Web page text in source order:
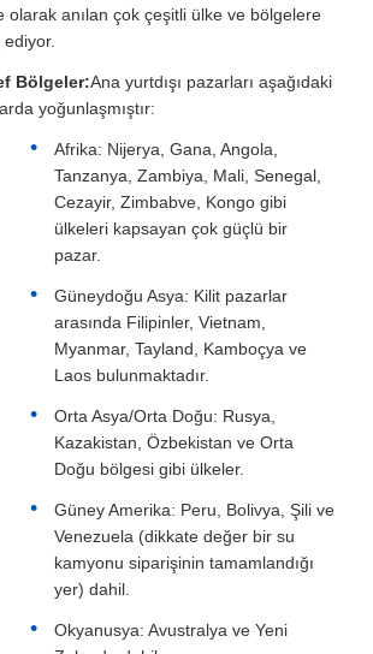
olarak anılan çok çeşitli ülke ve bölgelere
Bölgeler:Ana yurtdışı pazarları aşağıdaki
yoğunlaşmıştır:
Afrika: Nijerya, Gana, Angola,
Tanzanya, Zambiya, Mali, Senegal,
Cezayir, Zimbabve, Kongo gibi
ülkeleri kapsayan çok güçlü bir
pazar.
Güneydoğu Asya: Kilit pazarlar
arasında Filipinler, Vietnam,
Myanmar, Tayland, Kamboçya ve
Laos bulunmaktadır.
Orta Asya/Orta Doğu: Rusya,
Kazakistan, Özbekistan ve Orta
Doğu bölgesi gibi ülkeler.
Güney Amerika: Peru, Bolivya, Şili ve
Venezuela (dikkate değer bir su
kamyonu siparişinin tamamlandığı
yer) dahil.
Okyanusya: Avustralya ve Yeni